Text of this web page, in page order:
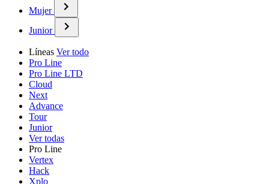
Mujer
Junior
Líneas Ver todo
Pro Line
Pro Line LTD
Cloud
Next
Advance
Tour
Junior
Ver todas
Pro Line
Vertex
Hack
Xplo